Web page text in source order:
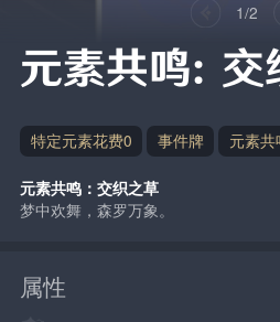
1/2
元素共鸣：
特定元素花费0 事件牌 元素共
元素共鸣：交织之草
梦中欢舞，森罗万象。
属性